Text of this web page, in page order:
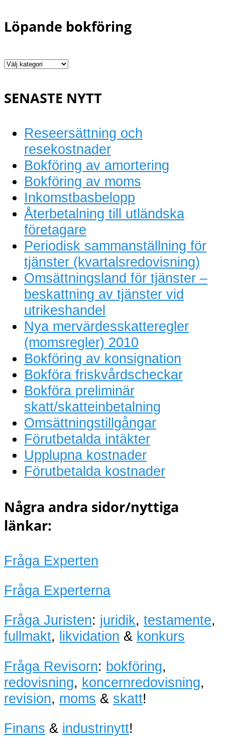
Löpande bokföring
Löpande
SENASTE NYTT
Reseersättning och
resekostnader
Bokföring av amortering
Bokföring av moms
Inkomstbasbelopp
Återbetalning till utländska
företagare
Periodisk sammanställning för
tjänster (kvartalsredovisning)
Omsättningsland för tjänster –
beskattning av tjänster vid
utrikeshandel
Nya mervärdesskatteregler
(momsregler) 2010
Bokföring av konsignation
Bokföra friskvårdscheckar
Bokföra preliminär
skatt/skatteinbetalning
Omsättningstillgångar
Förutbetalda intäkter
Upplupna kostnader
Förutbetalda kostnader
Några andra sidor/nyttiga
länkar:
Fråga Experten
Fråga Experterna
Fråga Juristen: juridik, testamente,
fullmakt, likvidation & konkurs
Fråga Revisorn: bokföring,
redovisning, koncernredovisning,
revision, moms & skatt!
Finans & industrinytt!